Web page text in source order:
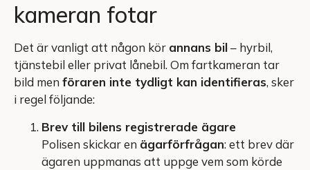
kameran fotar
Det är vanligt att någon kör annans bil– hyrbil,
tjänstebil eller privat lånebil. Om fartkameran tar
bild men föraren inte tydligt kan identifieras, sker
i regel följande:
Brev till bilens registrerade ägare
Polisen skickar en ägarförfrågan: ett brev där
ägaren uppmanas att uppge vem som körde